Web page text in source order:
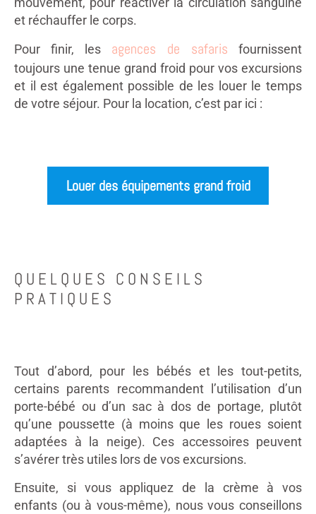
et réchauffer le corps.
Pour finir, les agences de safaris fournissent
toujours une tenue grand froid pour vos excursions
et il est également possible de les louer le temps
de votre séjour. Pour la location, c’est par ici :
Louer des équipements grand froid
QUELQUES CONSEILS
PRATIQUES
Tout d’abord, pour les bébés et les tout-petits,
certains parents recommandent l’utilisation d’un
porte-bébé ou d’un sac à dos de portage, plutôt
qu’une poussette (à moins que les roues soient
adaptées à la neige). Ces accessoires peuvent
s’avérer très utiles lors de vos excursions.
Ensuite, si vous appliquez de la crème à vos
enfants (ou à vous-même), nous vous conseillons